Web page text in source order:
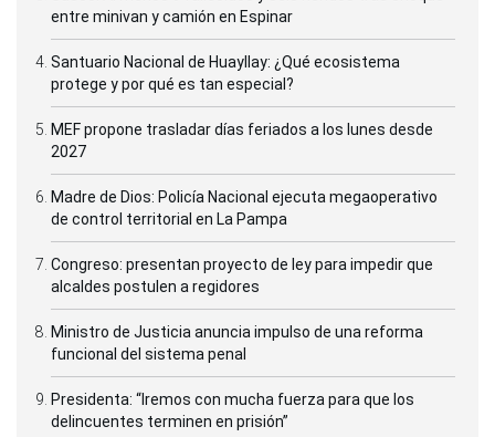
entre minivan y camión en Espinar
Santuario Nacional de Huayllay: ¿Qué ecosistema
protege y por qué es tan especial?
MEF propone trasladar días feriados a los lunes desde
2027
Madre de Dios: Policía Nacional ejecuta megaoperativo
de control territorial en La Pampa
Congreso: presentan proyecto de ley para impedir que
alcaldes postulen a regidores
Ministro de Justicia anuncia impulso de una reforma
funcional del sistema penal
Presidenta: “Iremos con mucha fuerza para que los
delincuentes terminen en prisión”